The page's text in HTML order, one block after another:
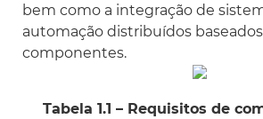
bem como a integração de
automação distribuídos
componentes.
Tabela 1.1 – Requisitos de